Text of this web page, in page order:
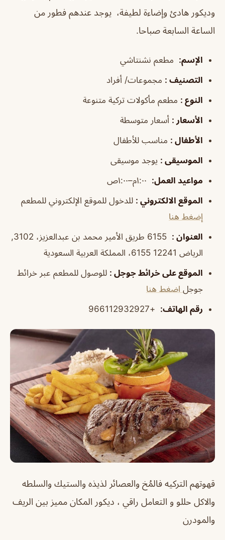
وديكور هادئ وإضاءة لطيفة، يوجد عندهم فطور من
الساعة السابعة صباحا.
الإسم: مطعم نشنتاشي
التصنيف : مجموعات/ أفراد
النوع : مطعم مأكولات تركية متنوعة
الأسعار : أسعار متوسطة
الأطفال : مناسب للأطفال
الموسيقى : يوجد موسيقى
مواعيد العمل:
الموقع الالكتروني : للدخول للموقع الإلكتروني للمطعم
إضغط هنا
العنوان :
6155 طريق الأمير محمد بن عبدالعزيز، 3102,
الرياض 12241 6155، المملكة العربية السعودية
الموقع على خرائط جوجل : للوصول للمطعم عبر خرائط
جوجل اضغط هنا
رقم الهاتف:
+966112932927
قهوتهم التركيه فالمُخ والعصائر لذيذه والستيك والسلطه
والاكل حللو و التعامل راقي ، ديكور المكان مميز بين الريف
والمودرن